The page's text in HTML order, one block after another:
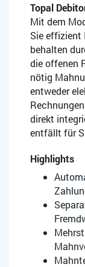
Topal
Mit dem
Sie effizient
behalten
die offenen
nötig
entweder
direkt
entfällt für
Highlights